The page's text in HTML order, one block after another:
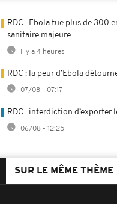
RDC : Ebola tue plus de 300
sanitaire majeure
Il y a 4 heures
RDC : la peur d’Ebola
07/08 - 07:17
RDC : interdiction d’exporter
06/08 - 12:25
SUR LE MÊME THÈME